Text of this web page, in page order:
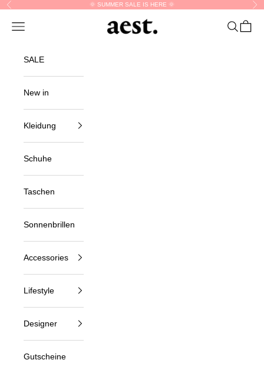
Skip to content
Previous 🌞 SUMMER SALE IS HERE 🌞
aest.
Navigation menu Search
Cart
SALE
New in
Kleidung
Schuhe
Taschen
Sonnenbrillen
Accessories
Lifestyle
Designer
Gutscheine